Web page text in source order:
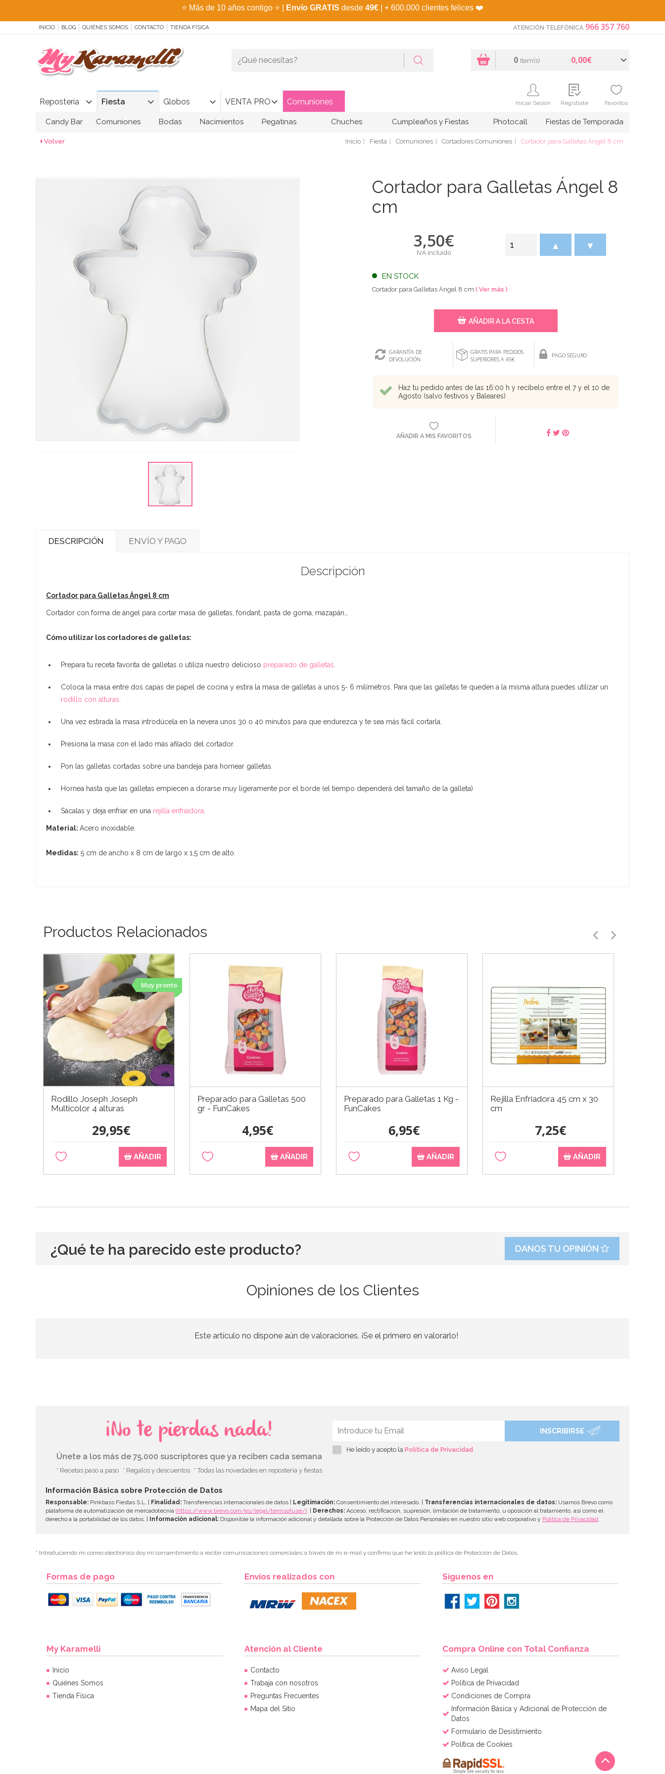
⭐ Más de 10 años contigo ⭐ Envío GRATIS desde 49€ | + 600.000 clientes felices ❤️
INICIO BLOG QUIÉNES SOMOS CONTACTO TIENDA FÍSICA ATENCIÓN TELEFÓNICA 966 357 760
Repostería Fiesta Globos VENTA PRO Comuniones
0 Item(s) 0,00€
Iniciar Sesión Regístrate Favoritos
Candy Bar Comuniones Bodas Nacimientos Pegatinas Chuches Cumpleaños y Fiestas Photocall Fiestas de Temporada
Volver Inicio Fiesta Comuniones Cortadores Comuniones Cortador para Galletas Ángel 8 cm
Cortador para Galletas Ángel 8
cm
3,50€
IVA incluido
EN STOCK
▲ ▼
Cortador para Galletas Ángel 8 cm ( Ver más )
AÑADIR A LA CESTA
GARANTÍA DE
DEVOLUCIÓN
GRATIS PARA PEDIDOS
SUPERIORES A 45€
PAGO SEGURO
Haz tu pedido antes de las 16:00 h y recíbelo entre el 7 y el 10 de
Agosto (salvo festivos y Baleares)
AÑADIR A MIS FAVORITOS
DESCRIPCIÓN ENVÍO Y PAGO
Descripción
Cortador para Galletas Ángel 8 cm
Cortador con forma de ángel para cortar masa de galletas, fondant, pasta de goma, mazapán…
Cómo utilizar los cortadores de galletas:
Prepara tu receta favorita de galletas o utiliza nuestro delicioso preparado de galletas
Coloca la masa entre dos capas de papel de cocina y estira la masa de galletas a unos 5- 6 milímetros. Para que las galletas te queden a la misma altura puedes utilizar un
rodillo con alturas
Una vez estirada la masa introdúcela en la nevera unos 30 o 40 minutos para que endurezca y te sea más fácil cortarla.
Presiona la masa con el lado más afilado del cortador.
Pon las galletas cortadas sobre una bandeja para hornear galletas.
Hornea hasta que las galletas empiecen a dorarse muy ligeramente por el borde (el tiempo dependerá del tamaño de la galleta)
Sácalas y deja enfriar en una rejilla enfriadora
Material: Acero inoxidable.
Medidas: 5 cm de ancho x 8 cm de largo x 1,5 cm de alto.
Productos Relacionados
Muy pronto
Rodillo Joseph Joseph
Multicolor 4 alturas
29,95€
AÑADIR
Preparado para Galletas 500
gr - FunCakes
4,95€
AÑADIR
Preparado para Galletas 1 Kg -
FunCakes
6,95€
AÑADIR
Rejilla Enfriadora 45 cm x 30
cm
7,25€
AÑADIR
¿Qué te ha parecido este producto? DANOS TU OPINIÓN
Opiniones de los Clientes
Este artículo no dispone aún de valoraciones. ¡Se el primero en valorarlo!
¡No te pierdas nada!
Únete a los más de 75.000 suscriptores que ya reciben cada semana
* Recetas paso a paso * Regalos y descuentos * Todas las novedades en repostería y fiestas
INSCRIBIRSE
He leído y acepto la Política de Privacidad
Información Básica sobre Protección de Datos
Responsable: Pinkbass Fiestas S.L. | Finalidad: Transferencias internacionales de datos | Legitimación: Consentimiento del interesado. | Transferencias internacionales de datos: Usamos Brevo como
plataforma de automatización de mercadotecnia (https://www.brevo.com/es/legal/termsofuse/) . | Derechos: Acceso, rectificación, supresión, limitación de tratamiento, u oposición al tratamiento, así como el
derecho a la portabilidad de los datos. | Información adicional: Disponible la información adicional y detallada sobre la Protección de Datos Personales en nuestro sitio web corporativo y Política de Privacidad
* Introduciendo mi correo electrónico doy mi consentimiento a recibir comunicaciones comerciales a través de mi e-mail y confirmo que he leído la política de Protección de Datos.
Formas de pago Envíos realizados con Síguenos en
My Karamelli
Inicio
Quiénes Somos
Tienda Física
Atención al Cliente
Contacto
Trabaja con nosotros
Preguntas Frecuentes
Mapa del Sitio
Compra Online con Total Confianza
Aviso Legal
Política de Privacidad
Condiciones de Compra
Información Básica y Adicional de Protección de
Datos
Formulario de Desistimiento
Política de Cookies